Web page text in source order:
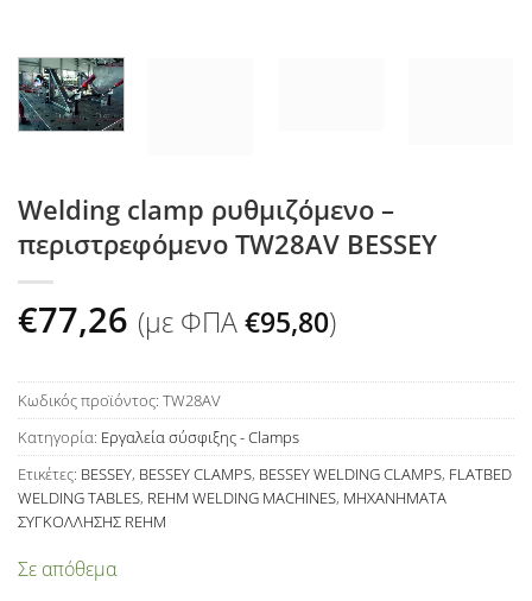
Welding clamp ρυθμιζόμενο –
περιστρεφόμενο TW28AV BESSEY
€77,26 (με ΦΠΑ€95,80)
Κωδικός προϊόντος: TW28AV
Κατηγορία: Εργαλεία σύσφιξης - Clamps
Ετικέτες: BESSEY, BESSEY CLAMPS, BESSEY WELDING CLAMPS, FLATBED
WELDING TABLES, REHM WELDING MACHINES, ΜΗΧΑΝΗΜΑΤΑ
ΣΥΓΚΟΛΛΗΣΗΣ REHM
Σε απόθεμα